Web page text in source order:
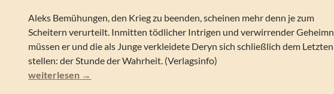
Aleks Bemühungen, den Krieg zu beenden, scheinen mehr denn je zum
Scheitern verurteilt. Inmitten tödlicher Intrigen und verwirrender
müssen er und die als Junge verkleidete Deryn sich schließlich dem Letzten
stellen: der Stunde der Wahrheit. (Verlagsinfo)
Scott Westerfeld – Goliath. Die Stunde der Wahrheit (Leviathan 03)
weiterlesen →